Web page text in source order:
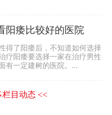
阳痿比较好的医院
得了阳痿后，不知道如何选择
疗阳痿要选择一家在治疗男性
有一定建树的医院。...
目动态 <<